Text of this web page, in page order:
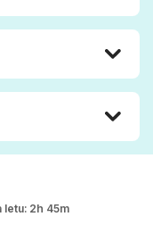
letu: 2h 45m